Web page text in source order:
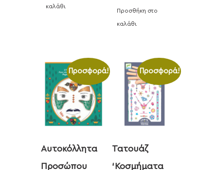
καλάθι
Προσθήκη στο
καλάθι
Προσφορά!
Αυτοκόλλητα
Προσώπου
Προσφορά!
Τατουάζ
‘Κοσμήματα